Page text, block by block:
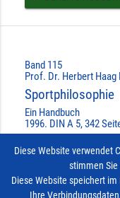
Band 115
Prof. Dr. Herbert Haag
Sportphilosophie
Ein Handbuch
1996. DIN A 5, 342
doneBEREITS
Diese Website verwendet
stimmen Sie
Diese Website speichert
Ihre